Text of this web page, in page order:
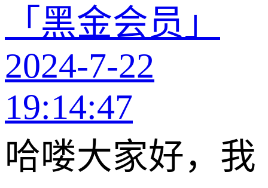
「黑金会员」
2024-7-22
19:14:47
哈喽大家好，我